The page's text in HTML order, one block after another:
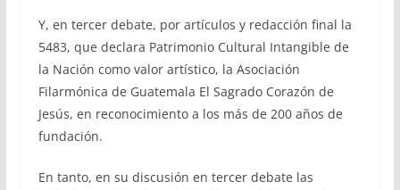
Y, en tercer debate, por artículos y redacción final la
5483, que declara Patrimonio Cultural Intangible de
la Nación como valor artístico, la Asociación
Filarmónica de Guatemala El Sagrado Corazón de
Jesús, en reconocimiento a los más de 200 años de
fundación.
En tanto, en su discusión en tercer debate las